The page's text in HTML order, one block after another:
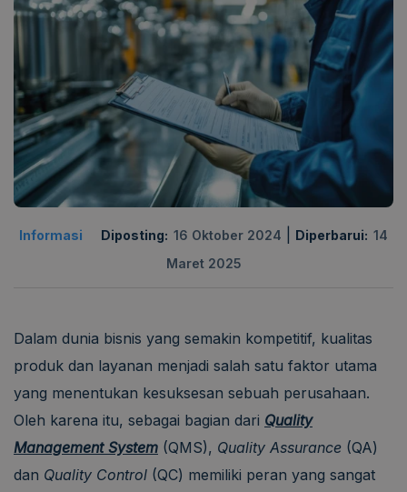
Informasi Diposting: 16 Oktober 2024 Diperbarui: 14
Maret 2025
Dalam dunia bisnis yang semakin kompetitif, kualitas
produk dan layanan menjadi salah satu faktor utama
yang menentukan kesuksesan sebuah perusahaan.
Oleh karena itu, sebagai bagian dari Quality
Management System (QMS), Quality Assurance (QA)
dan Quality Control (QC) memiliki peran yang sangat